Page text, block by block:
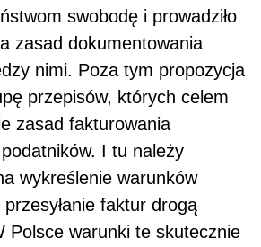
swobodę i prowadziło
zasad dokumentowania
nimi. Poza tym propozycja
przepisów, których celem
zasad fakturowania
I tu należy
wykreślenie warunków
faktur drogą
Polsce warunki te skutecznie